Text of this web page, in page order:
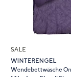
SALE
WINTERENGEL
Wendebettwäsche